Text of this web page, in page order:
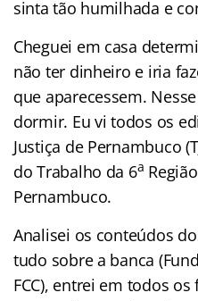
sinta tão humilhada e
Cheguei em casa
não ter dinheiro e iria
que aparecessem.
dormir. Eu vi todos os
Justiça de Pernambuco
do Trabalho da 6a
Pernambuco.
Analisei os conteúdos
tudo sobre a banca
FCC), entrei em todos